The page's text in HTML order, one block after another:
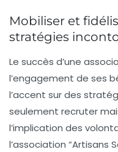
Mobiliser et
stratégies
Le succès d’une
l’engagement de ses
l’accent sur des
seulement recruter
l’implication des
l’association “Artisans